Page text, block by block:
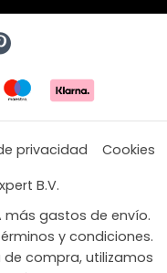
privacidad
Cookies
B.V.
más gastos de envío.
y condiciones.
de compra, utilizamos